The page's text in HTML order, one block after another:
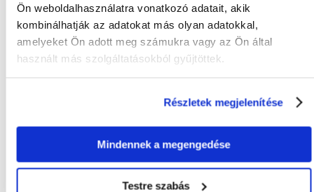
Ön weboldalhasználatra vonatkozó adatait, akik
kombinálhatják az adatokat más olyan adatokkal,
amelyeket Ön adott meg számukra vagy az Ön által
használt más szolgáltatásokból gyűjtöttek.
Részletek megjelenítése
Mindennek a megengedése
Testre szabás
Tulajdonságok
ÁLLAT MÉRETE: Kicsi és közepes fajták
GYÁRTÓ: TRIXIE
megvásárolták ezt a terméket. A csillagok által adott értékelés
az összes értékelés átlaga. A felülvizsgálat moderálása után